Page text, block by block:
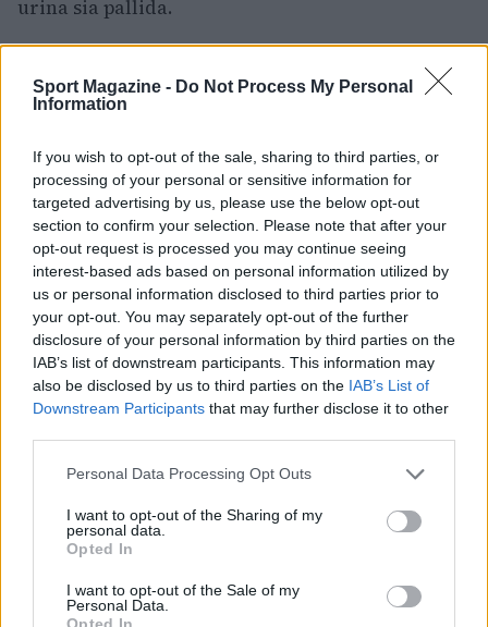
Sport Magazine - Do Not Process My Personal
Information
If you wish to opt-out of the sale, sharing to third parties, or
processing of your personal or sensitive information for
targeted advertising by us, please use the below opt-out
section to confirm your selection. Please note that after your
opt-out request is processed you may continue seeing
interest-based ads based on personal information utilized by
us or personal information disclosed to third parties prior to
your opt-out. You may separately opt-out of the further
disclosure of your personal information by third parties on the
IAB’s list of downstream participants. This information may
also be disclosed by us to third parties on the IAB’s List of
Downstream Participants that may further disclose it to other
Please note that this website/app uses one or more Google
not limited to your visit or usage behaviour. You may click to
grant or deny consent to Google and its third-party tags to
use your data for below specified purposes in below Google
consent section.
Personal Data Processing Opt Outs
I want to opt-out of the Sharing of my
personal data.
Opted In
I want to opt-out of the Sale of my
Personal Data.
Opted In
urina sia pallida.
AUTORE